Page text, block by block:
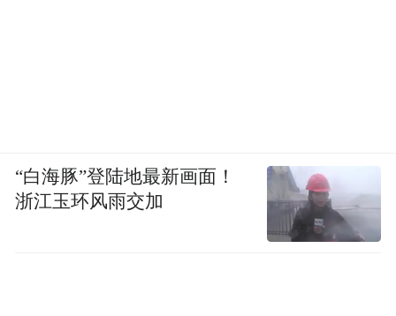
“白海豚”登陆地最新画面！
浙江玉环风雨交加